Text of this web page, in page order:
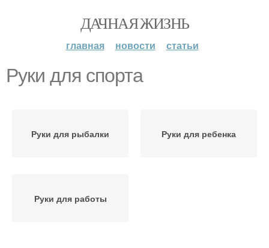
ДАЧНАЯ ЖИЗНЬ
главная новости статьи
Руки для спорта
Руки для рыбалки Руки для ребенка
Руки для работы